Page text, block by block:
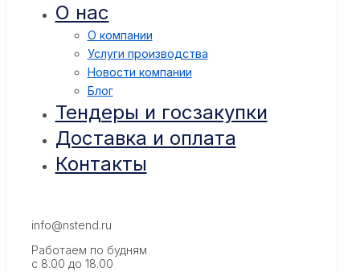
О нас
О компании
Услуги производства
Новости компании
Блог
Тендеры и госзакупки
Доставка и оплата
Контакты
info@nstend.ru
Работаем по будням
с 8.00 до 18.00